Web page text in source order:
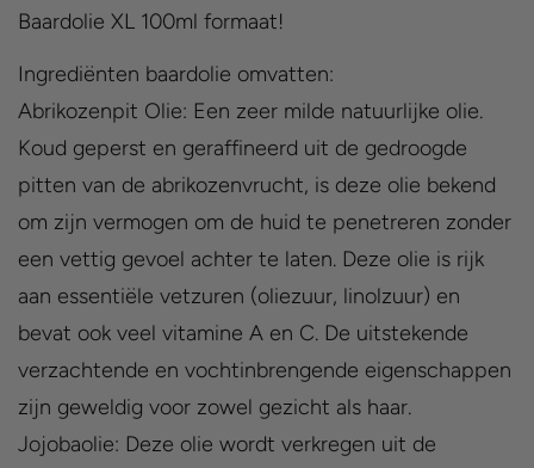
Baardolie XL 100ml formaat!
Ingrediënten baardolie omvatten:
Abrikozenpit Olie: Een zeer milde natuurlijke olie.
Koud geperst en geraffineerd uit de gedroogde
pitten van de abrikozenvrucht, is deze olie bekend
om zijn vermogen om de huid te penetreren zonder
een vettig gevoel achter te laten. Deze olie is rijk
aan essentiële vetzuren (oliezuur, linolzuur) en
bevat ook veel vitamine A en C. De uitstekende
verzachtende en vochtinbrengende eigenschappen
zijn geweldig voor zowel gezicht als haar.
Jojobaolie: Deze olie wordt verkregen uit de